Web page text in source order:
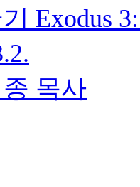
Exodus
목사